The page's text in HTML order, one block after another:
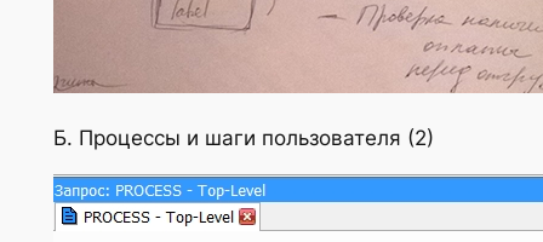
Б. Процессы и шаги пользователя (2)